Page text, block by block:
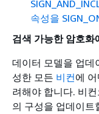
속성을
검색 가능한 암호화
데이터 모델을 업데
성한 모든 비컨에
려해야 합니다. 비
의 구성을 업데이트